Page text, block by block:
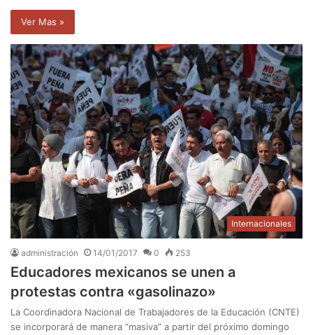
Ver Mas »
Internacionales
administración 14/01/2017 0 253
Educadores mexicanos se unen a
protestas contra «gasolinazo»
La Coordinadora Nacional de Trabajadores de la Educación (CNTE)
se incorporará de manera “masiva” a partir del próximo domingo